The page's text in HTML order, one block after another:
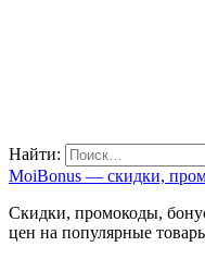
Найти:
MoiBonus — скидки,
Скидки, промокоды,
цен на популярные